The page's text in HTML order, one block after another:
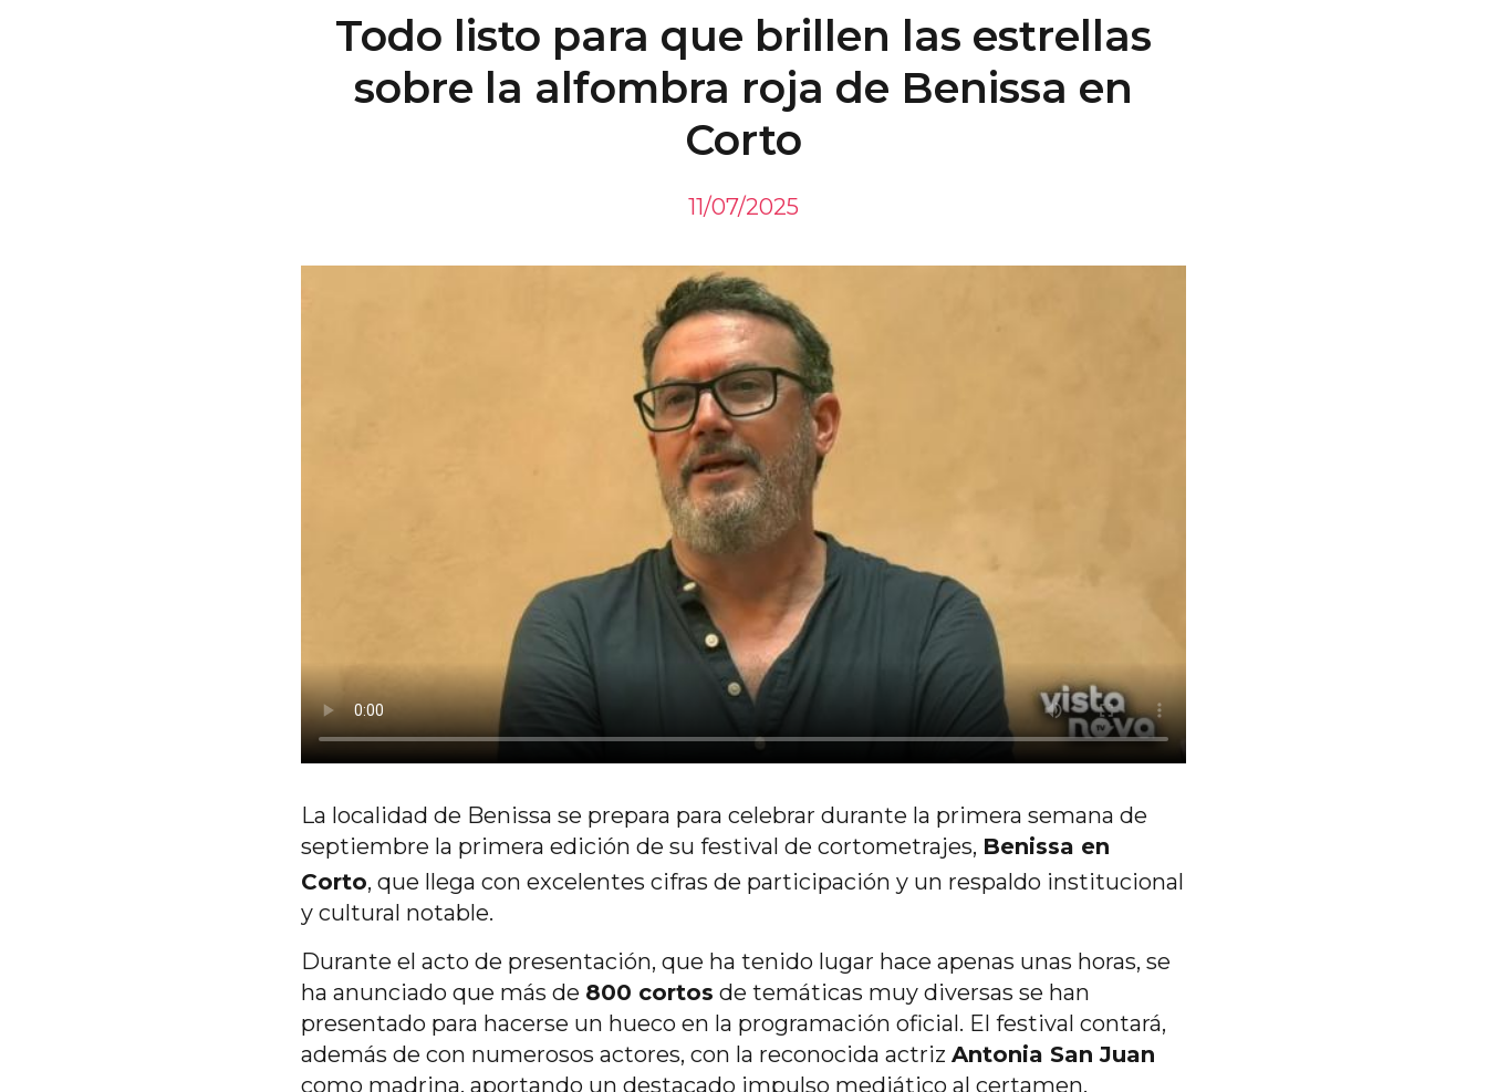
Todo listo para que brillen las estrellas
sobre la alfombra roja de Benissa en
Corto
11/07/2025
La localidad de Benissa se prepara para celebrar durante la primera semana de
septiembre la primera edición de su festival de cortometrajes, Benissa en
Corto, que llega con excelentes cifras de participación y un respaldo institucional
y cultural notable.
Durante el acto de presentación, que ha tenido lugar hace apenas unas horas, se
ha anunciado que más de 800 cortos de temáticas muy diversas se han
presentado para hacerse un hueco en la programación oficial. El festival contará,
además de con numerosos actores, con la reconocida actriz Antonia San Juan
como madrina, aportando un destacado impulso mediático al certamen.